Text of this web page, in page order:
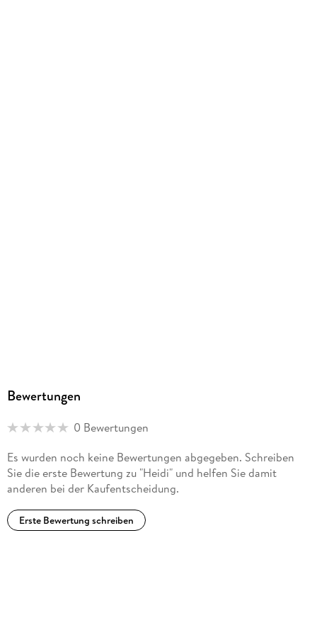
Bewertungen
0 Bewertungen
Es wurden noch keine Bewertungen abgegeben. Schreiben
Sie die erste Bewertung zu "Heidi" und helfen Sie damit
anderen bei der Kaufentscheidung.
Erste Bewertung schreiben